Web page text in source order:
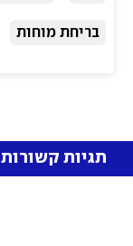
בריחת מוחות
תגיות קשורות